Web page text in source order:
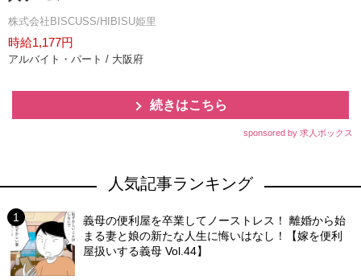
株式会社BISCUSS/HIBISU姫里
時給1,177円
アルバイト・パート / 大阪府
続きはこちら
sponsored by 求人ボックス
人気記事ランキング
義母の便利屋を卒業してノーストレス！ 離婚から始
まる妻と娘の新たな人生に悔いはなし！【嫁を便利
屋扱いする義母 Vol.44】